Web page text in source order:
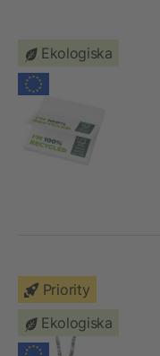
Ekologiska
Priority
Ekologiska